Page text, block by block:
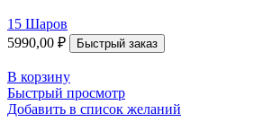
15 Шаров
5990,00 ₽ Быстрый заказ
В корзину
Быстрый просмотр
Добавить в список желаний